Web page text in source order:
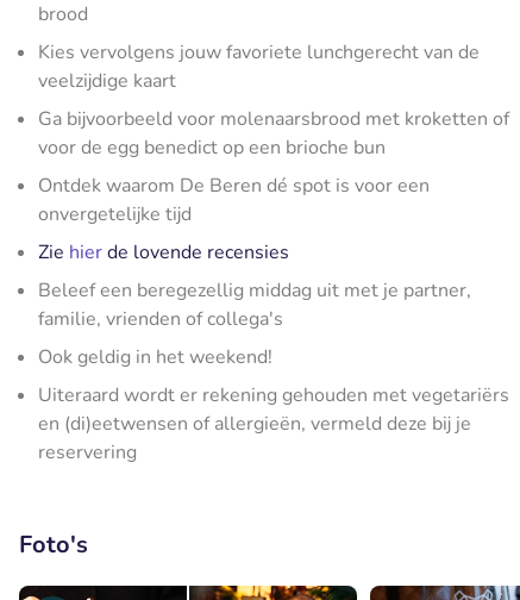
brood
Kies vervolgens jouw favoriete lunchgerecht van de
veelzijdige kaart
Ga bijvoorbeeld voor molenaarsbrood met kroketten of
voor de egg benedict op een brioche bun
Ontdek waarom De Beren dé spot is voor een
onvergetelijke tijd
Zie hierde lovende recensies
Beleef een beregezellig middag uit met je partner,
familie, vrienden of collega's
Ook geldig in het weekend!
Uiteraard wordt er rekening gehouden met vegetariërs
en (di)eetwensen of allergieën, vermeld deze bij je
reservering
Foto's